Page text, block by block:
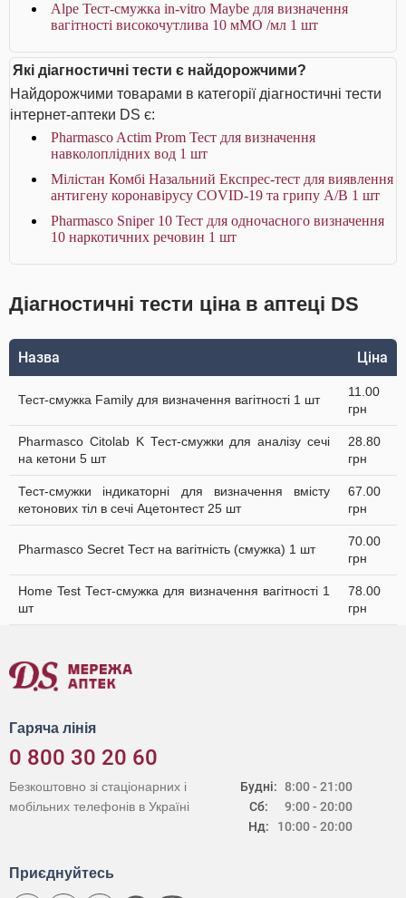
Alpe Тест-смужка in-vitro Maybe для визначення
вагітності високочутлива 10 мМО /мл 1 шт
Які діагностичні тести є найдорожчими?
Найдорожчими товарами в категорії діагностичні тести
інтернет-аптеки DS є:
Pharmasco Actim Prom Тест для визначення
навколоплідних вод 1 шт
Мілістан Комбі Назальний Експрес-тест для виявлення
антигену коронавірусу COVID-19 та грипу А/В 1 шт
Pharmasco Sniper 10 Тест для одночасного визначення
10 наркотичних речовин 1 шт
Діагностичні тести ціна в аптеці DS
Назва Ціна
Тест-смужка Family для визначення вагітності 1 шт
11.00
грн
Pharmasco Citolab K Тест-смужки для аналізу сечі
на кетони 5 шт
28.80
грн
Тест-смужки індикаторні для визначення вмісту
кетонових тіл в сечі Ацетонтест 25 шт
67.00
грн
Pharmasco Secret Тест на вагітність (смужка) 1 шт
70.00
грн
Home Test Тест-смужка для визначення вагітності 1
шт
78.00
грн
Гаряча лінія
0 800 30 20 60
Будні:
Сб:
Нд:
8:00 - 21:00
9:00 - 20:00
10:00 - 20:00
Безкоштовно зі стаціонарних і
мобільних телефонів в Україні
Приєднуйтесь